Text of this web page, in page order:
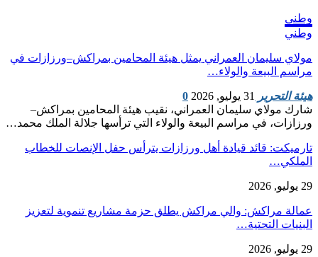
وطني
وطني
مولاي سليمان العمراني يمثل هيئة المحامين بمراكش–ورزازات في
مراسم البيعة والولاء…
هيئة التحرير 31 يوليو, 2026
0
شارك مولاي سليمان العمراني، نقيب هيئة المحامين بمراكش–
ورزازات، في مراسم البيعة والولاء التي ترأسها جلالة الملك محمد…
تارميكت: قائد قيادة أهل ورزازات يترأس حفل الإنصات للخطاب
الملكي…
29 يوليو, 2026
عمالة مراكش: والي مراكش يطلق حزمة مشاريع تنموية لتعزيز
البنيات التحتية…
29 يوليو, 2026